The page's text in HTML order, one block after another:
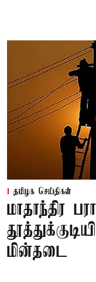
தமிழக செய்திகள்
மாதாந்திர
மின்தடை